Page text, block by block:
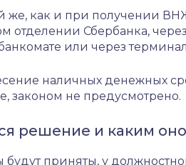
же, как и при получении
отделении Сбербанка,
или через
наличных денежных
законом не предусмотрено.
решение и каким
будут приняты, у